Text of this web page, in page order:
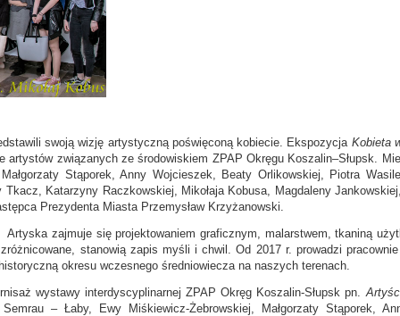
swoją wizję artystyczną poświęconą kobiecie. Ekspozycja Kobieta
artystów związanych ze środowiskiem ZPAP Okręgu Koszalin–Słupsk.
Stąporek, Anny Wojcieszek, Beaty Orlikowskiej, Piotra
Katarzyny Raczkowskiej, Mikołaja Kobusa, Magdaleny
Prezydenta Miasta Przemysław Krzyżanowski.
zajmuje się projektowaniem graficznym, malarstwem, tkaniną
stanowią zapis myśli i chwil. Od 2017 r. prowadzi
okresu wczesnego średniowiecza na naszych terenach.
wystawy interdyscyplinarnej ZPAP Okręg Koszalin-Słupsk pn.
– Łaby, Ewy Miśkiewicz-Żebrowskiej, Małgorzaty Stąporek,